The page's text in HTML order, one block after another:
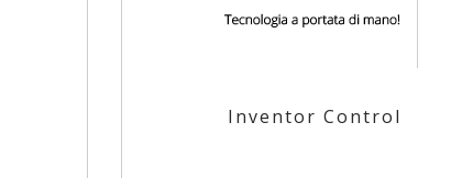
Inventor Control